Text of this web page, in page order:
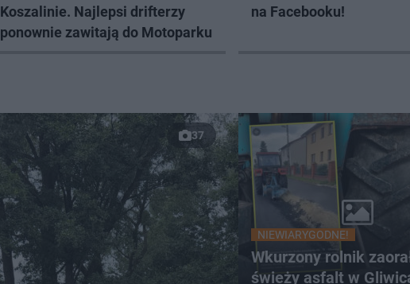
Koszalinie. Najlepsi drifterzy
ponownie zawitają do Motoparku
na Facebooku!
37
NIEWIARYGODNE!
Wkurzony rolnik
świeży asfalt w